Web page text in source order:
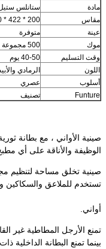
مادة
ستانلس
مقاس
200 * 422 * 60 ملم
عينة
متوفرة
موك
500 مجموعة
وقت التسليم
40-50 يوم
اللون
الرمادي
أسلوب
عصري
Funture
تصنيف
الوظيفة والأناقة على أي
صينية تخلق مساحة لتنظيم
تستخدم للملاعق والسكاكين
أواني.
بينما تمنع البطانة الداخلية